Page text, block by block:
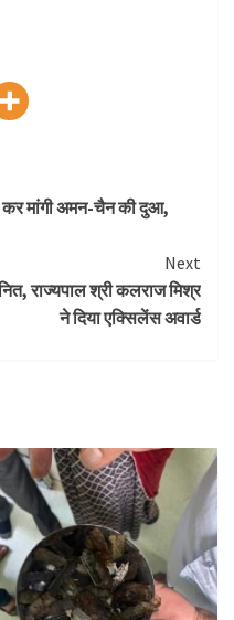
कर मांगी अमन-चैन की दुआ,
Next
राज्यपाल श्री कलराज मिश्र
ने दिया एक्सिलेंस अवार्ड